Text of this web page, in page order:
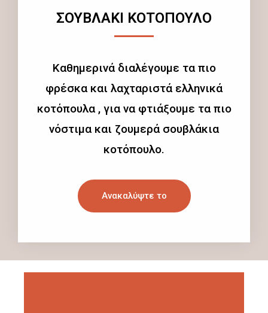
ΣΟΥΒΛΑΚΙ ΚΟΤΟΠΟΥΛΟ
Καθημερινά διαλέγουμε τα πιο
φρέσκα και λαχταριστά ελληνικά
κοτόπουλα , για να φτιάξουμε τα πιο
νόστιμα και ζουμερά σουβλάκια
κοτόπουλο.
Ανακαλύψτε το